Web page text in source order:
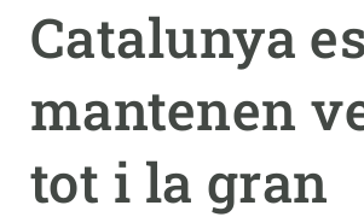
Catalunya es
mantenen
tot i la gran
CIÈNCIA EN ACCIÓ
NOTÍCIES I AGENDA